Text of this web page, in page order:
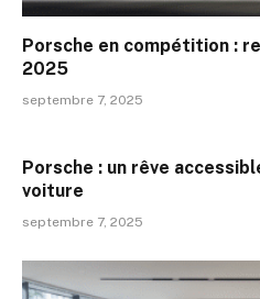
Porsche en compétition :
2025
septembre 7, 2025
Porsche : un rêve
voiture
septembre 7, 2025